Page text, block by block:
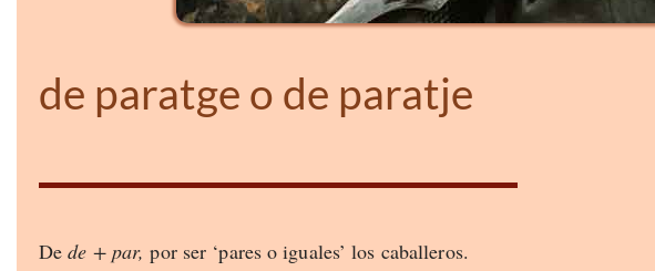
de paratge o de paratje
Dede + par,por ser ‘pares o iguales’ los caballeros.